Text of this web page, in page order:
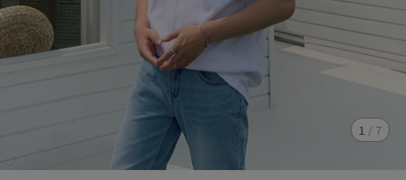
1 / 7